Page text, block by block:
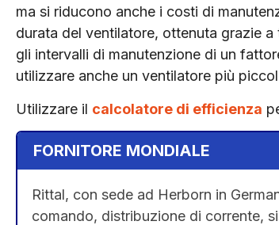
ma si riducono anche i costi di
durata del ventilatore, ottenuta grazie
gli intervalli di manutenzione di un
utilizzare anche un ventilatore più
Utilizzare il calcolatore di efficienza
FORNITORE MONDIALE
Rittal, con sede ad Herborn in
comando, distribuzione di corrente,